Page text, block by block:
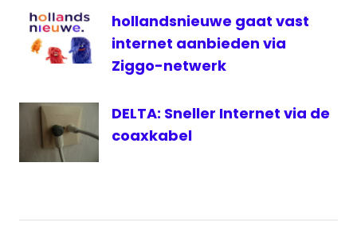
ziggo
hollandsnieuwe gaat vast
internet aanbieden via
Ziggo-netwerk
DELTA: Sneller Internet via de
coaxkabel